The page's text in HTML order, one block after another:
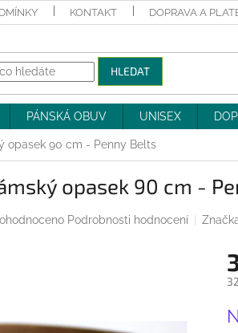
KONTAKT DOPRAVA A
HLEDAT
PÁNSKÁ OBUV UNISEX
opasek 90 cm - Penny Belts
opasek 90 cm -
Podrobnosti hodnocení